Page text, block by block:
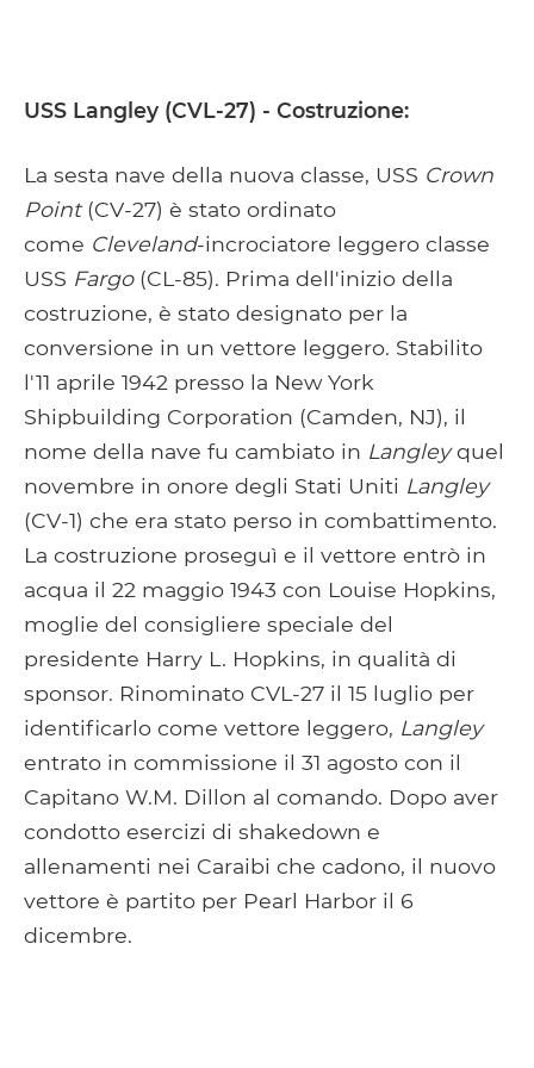
USS Langley (CVL-27) - Costruzione:
La sesta nave della nuova classe, USS Crown
Point(CV-27) è stato ordinato
come Cleveland-incrociatore leggero classe
USS Fargo(CL-85). Prima dell'inizio della
costruzione, è stato designato per la
conversione in un vettore leggero. Stabilito
l'11 aprile 1942 presso la New York
Shipbuilding Corporation (Camden, NJ), il
nome della nave fu cambiato in Langleyquel
novembre in onore degli Stati Uniti Langley
(CV-1) che era stato perso in combattimento.
La costruzione proseguì e il vettore entrò in
acqua il 22 maggio 1943 con Louise Hopkins,
moglie del consigliere speciale del
presidente Harry L. Hopkins, in qualità di
sponsor. Rinominato CVL-27 il 15 luglio per
identificarlo come vettore leggero, Langley
entrato in commissione il 31 agosto con il
Capitano W.M. Dillon al comando. Dopo aver
condotto esercizi di shakedown e
allenamenti nei Caraibi che cadono, il nuovo
vettore è partito per Pearl Harbor il 6
dicembre.